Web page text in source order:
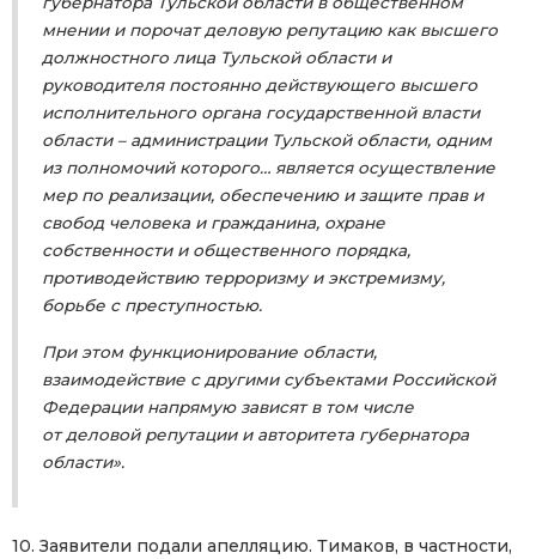
мнении и порочат деловую репутацию как высшего
должностного лица Тульской области и
руководителя постоянно действующего высшего
исполнительного органа государственной власти
области – администрации Тульской области, одним
из полномочий которого… является осуществление
мер по реализации, обеспечению и защите прав и
свобод человека и гражданина, охране
собственности и общественного порядка,
противодействию терроризму и экстремизму,
борьбе с преступностью.
При этом функционирование области,
взаимодействие с другими субъектами Российской
Федерации напрямую зависят в том числе
от деловой репутации и авторитета губернатора
области».
10. Заявители подали апелляцию. Тимаков, в частности,